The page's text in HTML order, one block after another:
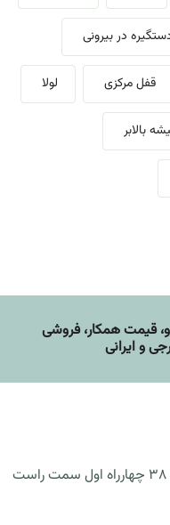
در بیرونی
قفل مرکزی لولا
بالابر
قيمت همکار، فروشی
و ایرانی
مشهد - میدان بسیج - امام رضا 38 چهارراه اول سمت راست